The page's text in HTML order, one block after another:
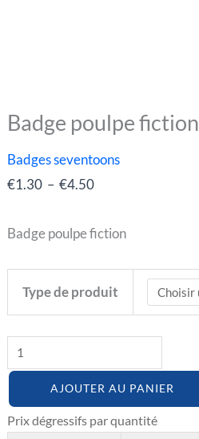
Badge poulpe fiction
Badges seventoons
€1.30 – €4.50
Plage
Badge poulpe fiction
Type de produit
quantité
Badge
AJOUTER AU PANIER